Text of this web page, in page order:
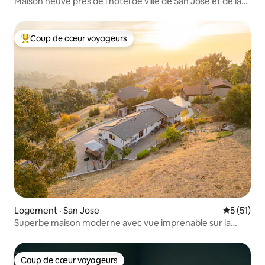
Coup de cœur voyageurs parmi les plus aimés
Coup de cœur voyageurs
Logement · San Jose Note
5 (51)
Superbe maison moderne avec vue imprenable sur la
Coup de cœur voyageurs